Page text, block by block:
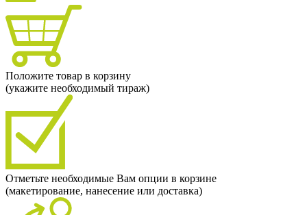
Положите товар в корзину
(укажите необходимый тираж)
Отметьте необходимые Вам опции в корзине
(макетирование, нанесение или доставка)